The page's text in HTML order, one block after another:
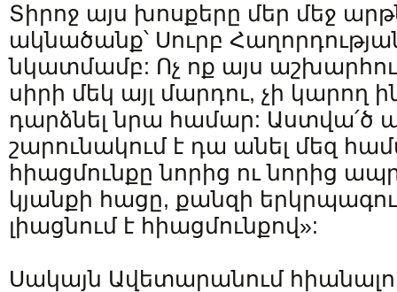
Տիրոջ այս խոսքերը մեր մեջ
ակնածանք՝ Սուրբ
նկատմամբ: Ոչ ոք այս
սիրի մեկ այլ մարդու, չի կարող
դարձնել նրա համար: Աստվա՛ծ
շարունակում է դա անել մեզ
հիացմունքը նորից ու նորից
կյանքի հացը, քանզի
լիացնում է հիացմունքով»:
Սակայն Ավետարանում